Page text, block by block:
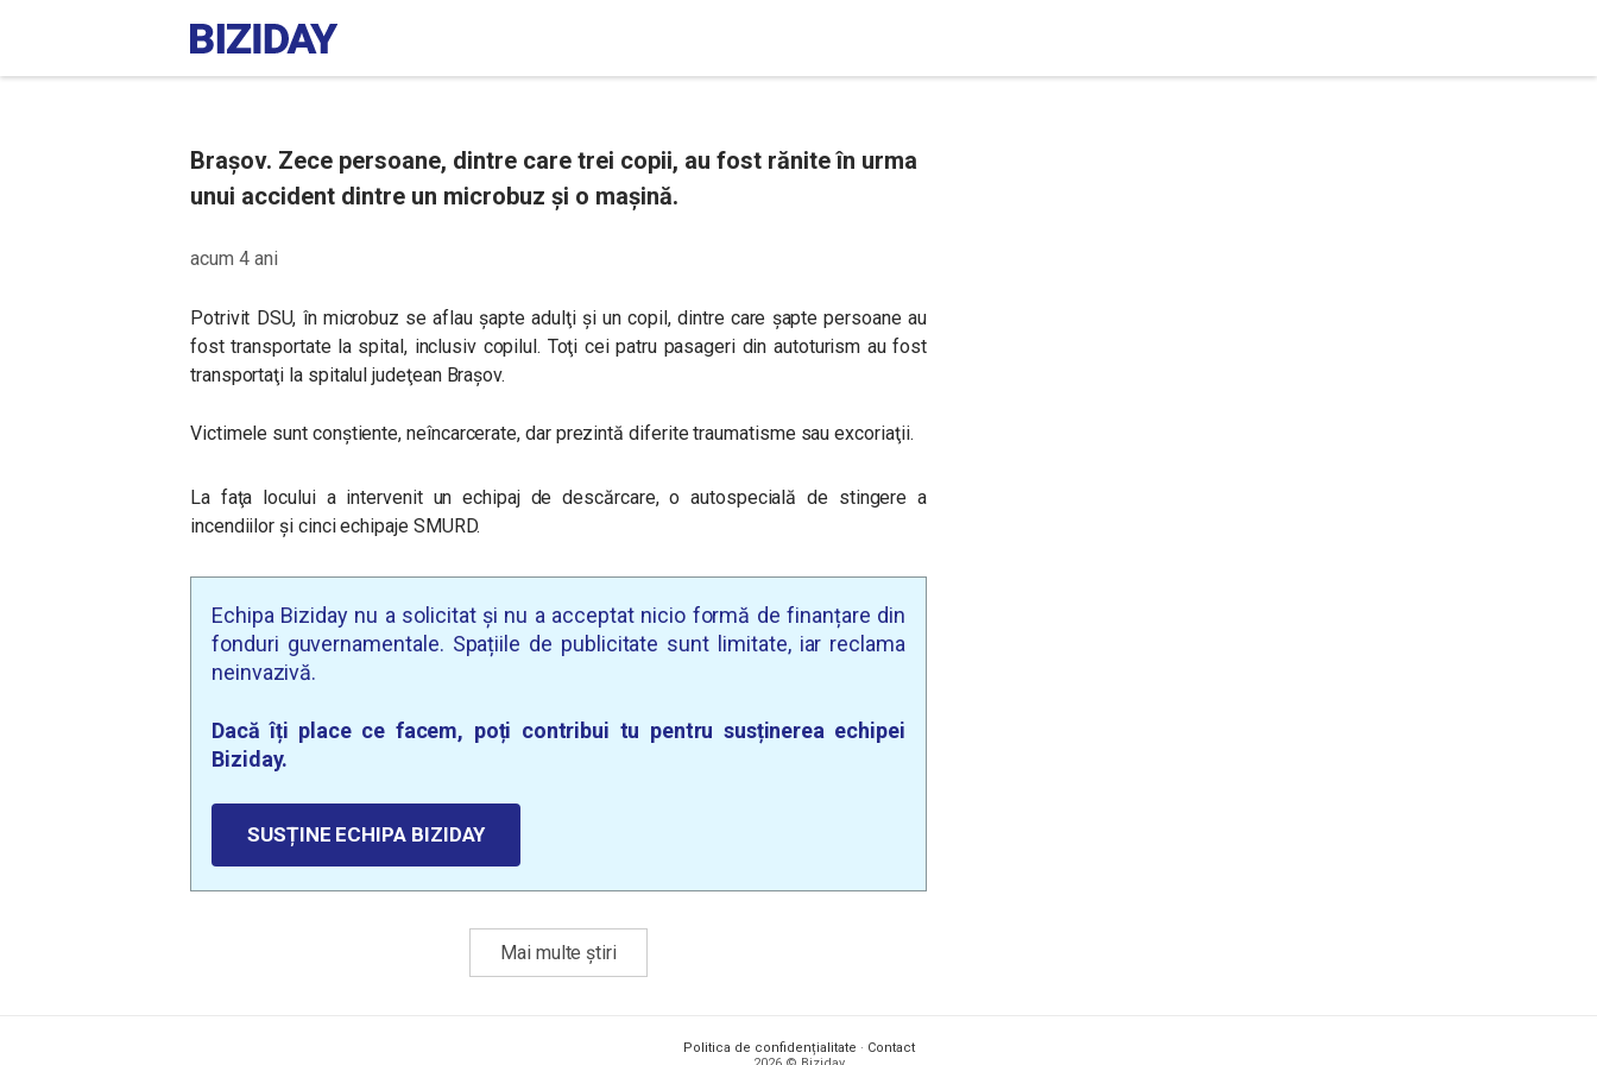
Brașov. Zece persoane, dintre care trei copii, au fost rănite în urma
unui accident dintre un microbuz şi o maşină.
acum 4 ani
Potrivit DSU, în microbuz se aflau şapte adulţi şi un copil, dintre care şapte persoane au
fost transportate la spital, inclusiv copilul. Toţi cei patru pasageri din autoturism au fost
transportaţi la spitalul judeţean Braşov.
Victimele sunt conştiente, neîncarcerate, dar prezintă diferite traumatisme sau excoriaţii.
La faţa locului a intervenit un echipaj de descărcare, o autospecială de stingere a
incendiilor şi cinci echipaje SMURD.
Echipa Biziday nu a solicitat și nu a acceptat nicio formă de finanțare din
fonduri guvernamentale. Spațiile de publicitate sunt limitate, iar reclama
neinvazivă.
Dacă îți place ce facem, poți contribui tu pentru susținerea echipei
Biziday.
SUSȚINE ECHIPA BIZIDAY
Mai multe știri
Politica de confidențialitate · Contact